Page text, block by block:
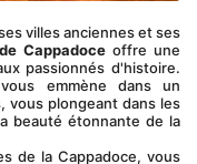
villes anciennes et ses
Cappadoce offre une
passionnés d'histoire.
vous emmène dans un
vous plongeant dans les
beauté étonnante de la